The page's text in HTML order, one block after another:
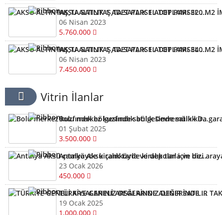
AKSU ALTINTAŞ,TA SATLIK 1 ADET PARSEL TOPLAMI 320 M2 İMARLI ARSA KELEPİR ARSA
06 Nisan 2023
5.760.000
AKSU ALTINTAŞ,TA SATLIK 1 ADET PARSEL TOPLAMI 340 M2 İMARLI ARSA KELEPİR
06 Nisan 2023
7.450.000
Vitrin İlanlar
Bolu merkez kuzfındık bölgesinde satılık Devremülk kira garantili
01 Şubat 2025
3.500.000
Antalya Aksu çamköyde kiralık tarla ve depolar için bizi arayabilirsiniz
23 Ocak 2026
450.000
TÜRKİYE GENELİ ARSALARINIZ DEĞERİNDE ALINIR SATILIR TAKAS EDİLİR ARAYIN YARDIMCI OLALIM
19 Ocak 2025
1.000.000